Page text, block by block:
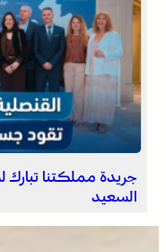
القوات المسلحة
منسقة لمكافحة حرائق
جريدة مملكتنا
السعيد